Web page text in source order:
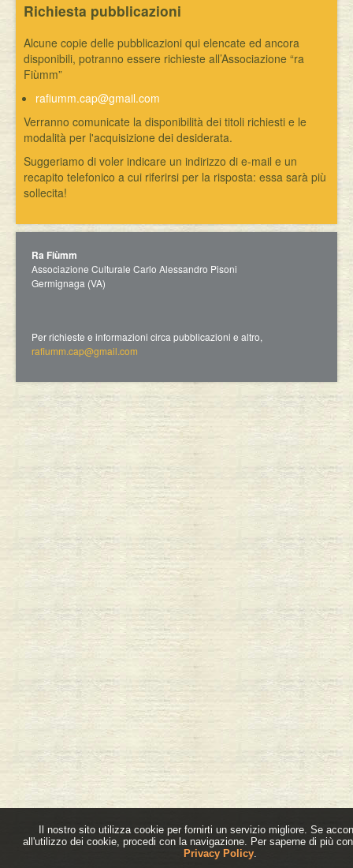
Richiesta pubblicazioni
Alcune copie delle pubblicazioni qui elencate ed ancora
disponibili, potranno essere richieste all’Associazione “ra
Fiùmm”
rafiumm.cap@gmail.com
Verranno comunicate la disponibilità dei titoli richiesti e le
modalità per l'acquisizione dei desiderata.
Suggeriamo di voler indicare un indirizzo di e-mail e un
recapito telefonico a cui riferirsi per la risposta: essa sarà più
sollecita!
Ra Fiùmm
Associazione Culturale Carlo Alessandro Pisoni
Germignaga (VA)
Per richieste e informazioni circa pubblicazioni e altro,
rafiumm.cap@gmail.com
Il nostro sito utilizza cookie per fornirti un servizio migliore. Se
all'utilizzo dei cookie, procedi con la navigazione. Per saperne di più
Privacy Policy.